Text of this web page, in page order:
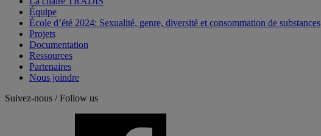
Équipe
École d’été 2024: Sexualité, genre, diversité et consommation de substances
Projets
Documentation
Ressources
Partenaires
Nous joindre
Suivez-nous / Follow us